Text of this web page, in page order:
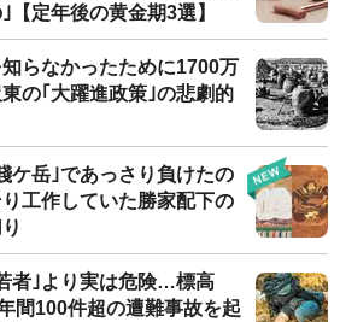
【定年後の黄金期3選】
らなかったために1700万
の｢大躍進政策｣の悲劇的
ケ岳｣であっさり負けたの
工作していた勝家配下の
者｣より実は危険…標高
間100件超の遭難事故を起